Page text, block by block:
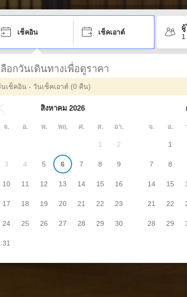
เช็คอิน เช็คเอาต์
ลือกวันเดินทางเพื่อดูราคา
นเช็คอิน - วันเช็คเอาต์ (0 คืน)
สิงหาคม 2026
จ. อ. พ. พฤ. ศ. ส. อา.
1 2
3 4 5 6 7 8 9
10 11 12 13 14 15 16
17 18 19 20 21 22 23
24 25 26 27 28 29 30
31
จ. อ.
1
7 8
14 15
21 22
28 29